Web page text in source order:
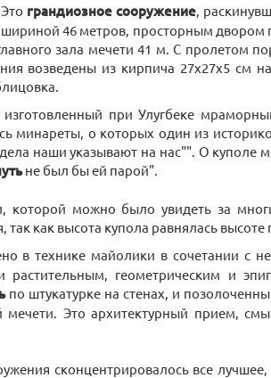
Это грандиозное сооружение ,
шириной 46 метров, просторным двором
зала мечети 41 м. С пролетом
возведены из кирпича 27х27х5 см
при Улугбеке
минареты, о которых один из
наши указывают на нас"". О куполе
не был бы ей парой".
которой можно было увидеть за
так как высота купола равнялась высоте
в технике майолики в сочетании с
геометрическим и
по штукатурке на стенах, и
мечети. Это архитектурный прием,
сконцентрировалось все